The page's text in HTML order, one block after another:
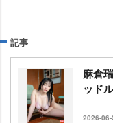
記事
麻倉
ッド
2026-06-